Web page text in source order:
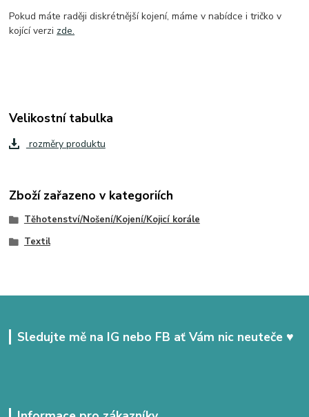
Pokud máte raději diskrétnější kojení, máme v nabídce i tričko v
kojící verzi zde.
Velikostní tabulka
rozměry produktu
Zboží zařazeno v kategoriích
Těhotenství/Nošení/Kojení/Kojicí korále
Textil
Sledujte mě na IG nebo FB ať Vám nic neuteče ♥